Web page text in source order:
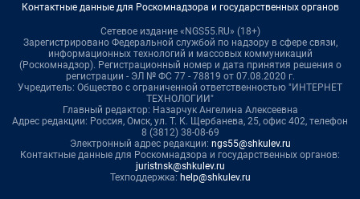
Контактные данные для Роскомнадзора и государственных органов
Сетевое издание «NGS55.RU» (18+)
Зарегистрировано Федеральной службой по надзору в сфере связи,
информационных технологий и массовых коммуникаций
(Роскомнадзор). Регистрационный номер и дата принятия решения о
регистрации - ЭЛ № ФС 77 - 78819 от 07.08.2020 г.
Учредитель: Общество с ограниченной ответственностью "ИНТЕРНЕТ
ТЕХНОЛОГИИ"
Главный редактор: Назарчук Ангелина Алексеевна
Адрес редакции: Россия, Омск, ул. Т. К. Щербанева, 25, офис 402, телефон
8 (3812) 38-08-69
Электронный адрес редакции: ngs55@shkulev.ru
Контактные данные для Роскомнадзора и государственных органов:
juristnsk@shkulev.ru
Техподдержка: help@shkulev.ru